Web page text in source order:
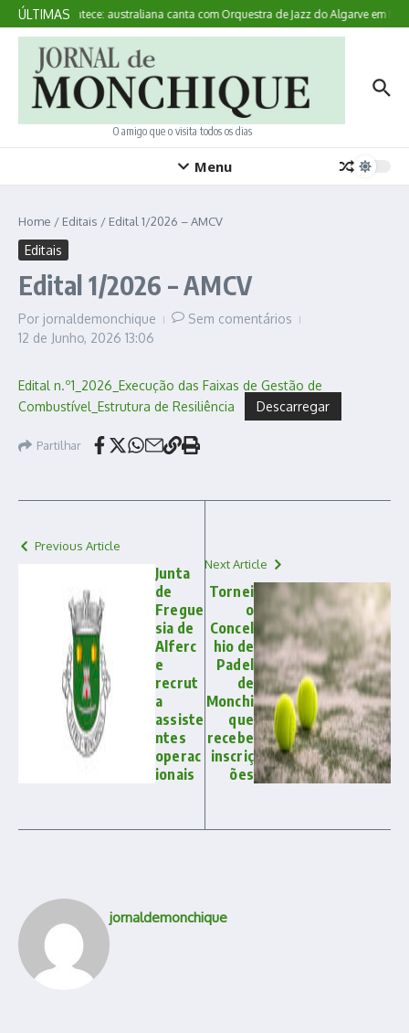
Ir para o conteúdo
ÚLTIMAS
Aqui Acontece: australiana canta com Orquestra de Jazz do Algarve em
O amigo que o visita todos os dias
Menu
Home / Editais / Edital 1/2026 – AMCV
Editais
Edital 1/2026 – AMCV
Por jornaldemonchique
Sem comentários
12 de Junho, 2026 13:06
Edital n.º1_2026_Execução das Faixas de Gestão de
Combustível_Estrutura de Resiliência
Descarregar
Partilhar
Previous Article
Junta
de
Fregue
sia de
Alferc
e
recrut
a
assiste
ntes
operac
ionais
Next Article
Tornei
o
Concel
hio de
Padel
de
Monchi
que
recebe
inscriç
ões
jornaldemonchique